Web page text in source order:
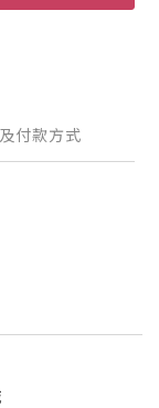
付款方式